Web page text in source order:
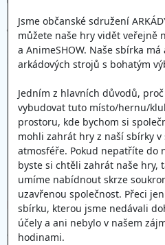
Jsme občanské sdružení
můžete naše hry vidět veřejně
a AnimeSHOW. Naše sbírka
arkádových strojů s bohatým
Jedním z hlavních důvodů,
vybudovat tuto místo/hernu/
prostoru, kde bychom si
mohli zahrát hry z naší sbírky
atmosféře. Pokud nepatříte do
byste si chtěli zahrát naše hry,
umíme nabídnout skrze
uzavřenou společnost. Přeci
sbírku, kterou jsme nedávali
účely a ani nebylo v našem
hodinami.